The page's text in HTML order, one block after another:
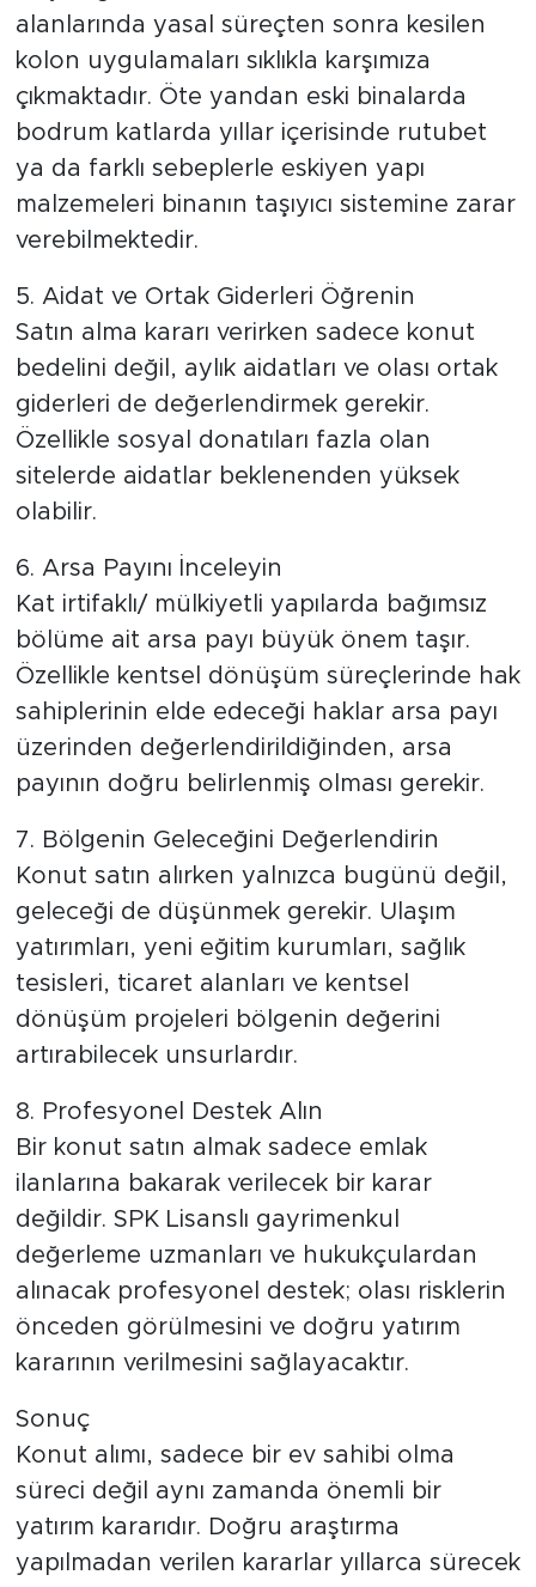
alanlarında yasal süreçten sonra kesilen
kolon uygulamaları sıklıkla karşımıza
çıkmaktadır. Öte yandan eski binalarda
bodrum katlarda yıllar içerisinde rutubet
ya da farklı sebeplerle eskiyen yapı
malzemeleri binanın taşıyıcı sistemine zarar
verebilmektedir.
5. Aidat ve Ortak Giderleri Öğrenin
Satın alma kararı verirken sadece konut
bedelini değil, aylık aidatları ve olası ortak
giderleri de değerlendirmek gerekir.
Özellikle sosyal donatıları fazla olan
sitelerde aidatlar beklenenden yüksek
olabilir.
6. Arsa Payını İnceleyin
Kat irtifaklı/ mülkiyetli yapılarda bağımsız
bölüme ait arsa payı büyük önem taşır.
Özellikle kentsel dönüşüm süreçlerinde hak
sahiplerinin elde edeceği haklar arsa payı
üzerinden değerlendirildiğinden, arsa
payının doğru belirlenmiş olması gerekir.
7. Bölgenin Geleceğini Değerlendirin
Konut satın alırken yalnızca bugünü değil,
geleceği de düşünmek gerekir. Ulaşım
yatırımları, yeni eğitim kurumları, sağlık
tesisleri, ticaret alanları ve kentsel
dönüşüm projeleri bölgenin değerini
artırabilecek unsurlardır.
8. Profesyonel Destek Alın
Bir konut satın almak sadece emlak
ilanlarına bakarak verilecek bir karar
değildir. SPK Lisanslı gayrimenkul
değerleme uzmanları ve hukukçulardan
alınacak profesyonel destek; olası risklerin
önceden görülmesini ve doğru yatırım
kararının verilmesini sağlayacaktır.
Sonuç
Konut alımı, sadece bir ev sahibi olma
süreci değil aynı zamanda önemli bir
yatırım kararıdır. Doğru araştırma
yapılmadan verilen kararlar yıllarca sürecek